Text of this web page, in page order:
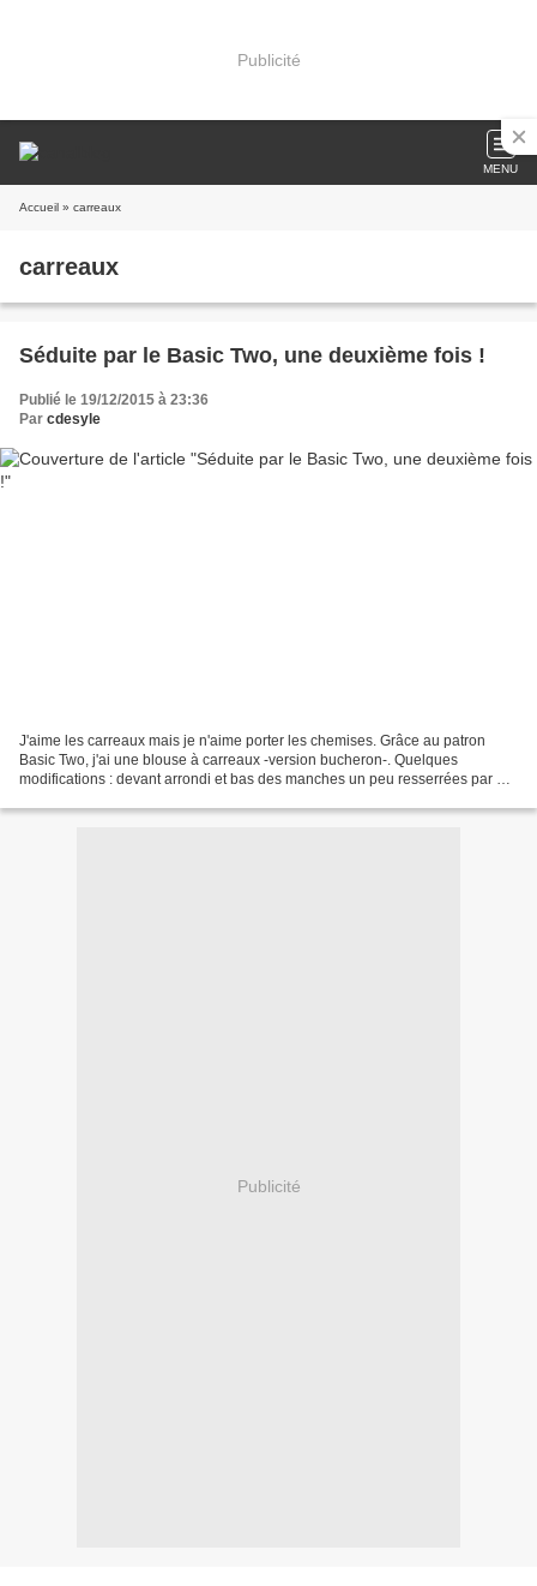
Publicité
MENU
Accueil » carreaux
carreaux
Séduite par le Basic Two, une deuxième fois !
Publié le 19/12/2015 à 23:36
Par cdesyle
J'aime les carreaux mais je n'aime porter les chemises. Grâce au patron
Basic Two, j'ai une blouse à carreaux -version bucheron-. Quelques
modifications : devant arrondi et bas des manches un peu resserrées par 2
Publicité